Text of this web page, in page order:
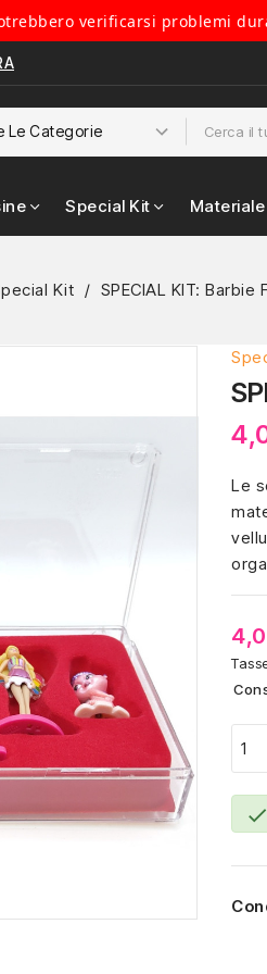
verificarsi problemi
Special Kit
Kit SPECIAL KIT: Barbie
Le
